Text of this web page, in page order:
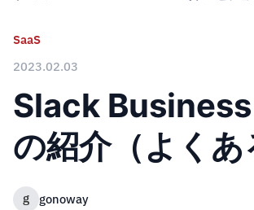
SaaS
2023.02.03
Slack
の紹介（よくあ
g gonoway